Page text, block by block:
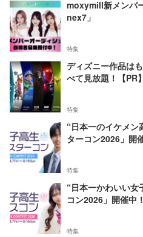
moxymill新メンバ
nex7」
特集
ディズニー作品は
べて見放題！【PR】
特集
“日本一のイケメン
ターコン2026」開
特集
“日本一かわいい女
コン2026」開催中！
特集